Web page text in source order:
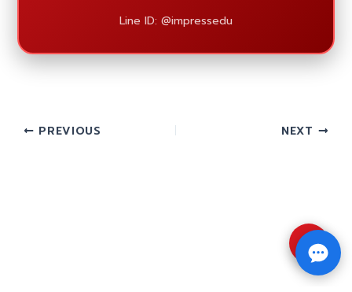
Line ID: @impressedu
PREVIOUS NEXT
⇧